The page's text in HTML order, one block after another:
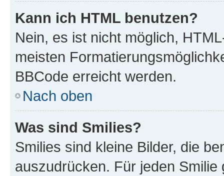
Kann ich HTML benutzen?
Nein, es ist nicht möglich,
meisten
BBCode erreicht werden.
Nach oben
Was sind Smilies?
Smilies sind kleine Bilder, die
auszudrücken. Für jeden